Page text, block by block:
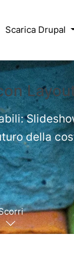
Scarica Drupal
Layout
della